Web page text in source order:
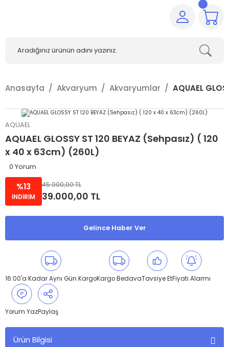
Anasayfa Akvaryum Akvaryumlar AQUAEL
AQUAEL
AQUAEL GLOSSY ST 120 BEYAZ (Sehpasız) ( 120
x 40 x 63cm) (260L)
0 Yorum
%13
İNDİRİM
45.000,00 TL
39.000,00 TL
Gelince Haber Ver
16:00'a Kadar Aynı Gün KargoKargo BedavaTavsiye EtFiyatı Alarmı
Yorum YazPaylaş
Ürün Bilgisi